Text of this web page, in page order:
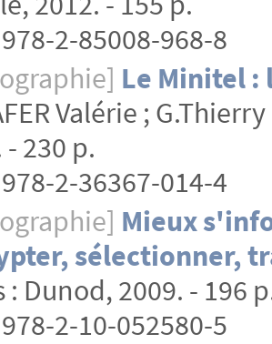
2-85008-968-8
Le Minitel :
Valérie ;
- 230 p.
2-36367-014-4
Mieux
sélectionner,
: Dunod, 2009. - 196
2-10-052580-5